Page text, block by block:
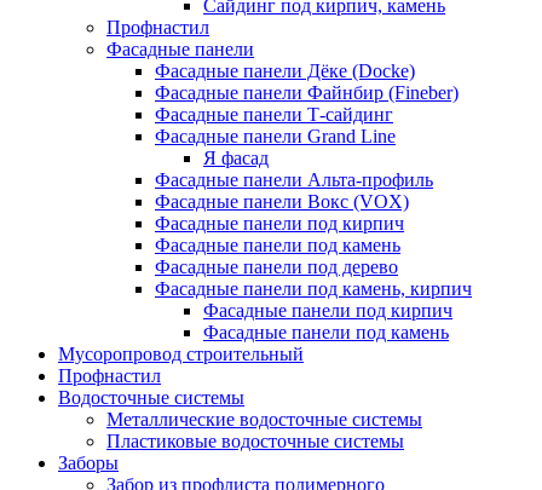
Сайдинг под кирпич, камень
Профнастил
Фасадные панели
Фасадные панели Дёке (Docke)
Фасадные панели Файнбир (Fineber)
Фасадные панели Т-сайдинг
Фасадные панели Grand Line
Я фасад
Фасадные панели Альта-профиль
Фасадные панели Вокс (VOX)
Фасадные панели под кирпич
Фасадные панели под камень
Фасадные панели под дерево
Фасадные панели под камень, кирпич
Фасадные панели под кирпич
Фасадные панели под камень
Мусоропровод строительный
Профнастил
Водосточные системы
Металлические водосточные системы
Пластиковые водосточные системы
Заборы
Забор из профлиста полимерного